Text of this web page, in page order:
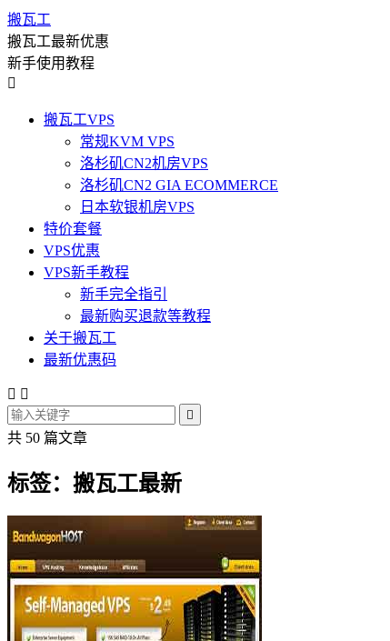
搬瓦工
搬瓦工最新优惠
新手使用教程

搬瓦工VPS
常规KVM VPS
洛杉矶CN2机房VPS
洛杉矶CN2 GIA ECOMMERCE
日本软银机房VPS
特价套餐
VPS优惠
VPS新手教程
新手完全指引
最新购买退款等教程
关于搬瓦工
最新优惠码
 

共 50 篇文章
标签：搬瓦工最新